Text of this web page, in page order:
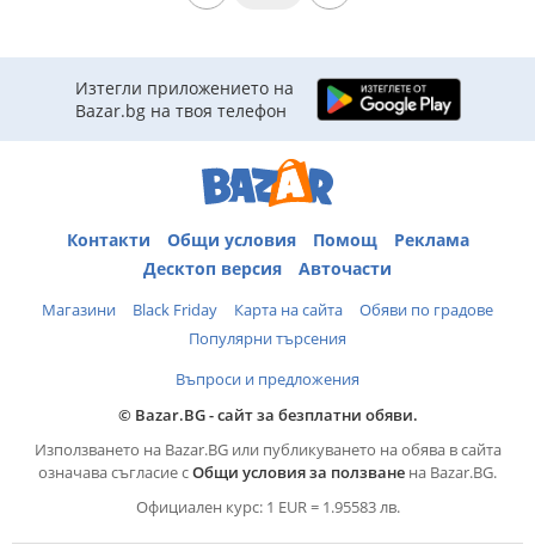
Изтегли приложението на
Bazar.bg на твоя телефон
Контакти Общи условия Помощ
Реклама
Десктоп версия
Авточасти
Магазини Black Friday Карта на сайта
Обяви по градове
Популярни търсения
Въпроси и предложения
© Bazar.BG - сайт за безплатни обяви.
Използването на Bazar.BG или публикуването на обява в сайта
означава съгласие сОбщи условия за ползване на Bazar.BG.
Официален курс: 1 EUR = 1.95583 лв.